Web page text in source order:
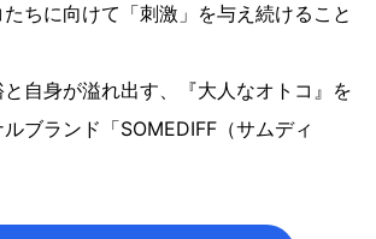
ちに向けて「刺激」を与え続けること
自身が溢れ出す、『大人なオトコ』を
ブランド「SOMEDIFF（サムディ